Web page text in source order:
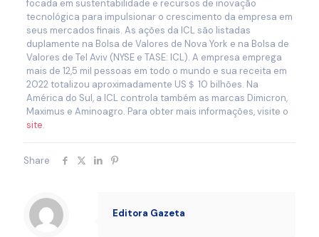
focada em sustentabilidade e recursos de inovação
tecnológica para impulsionar o crescimento da empresa em
seus mercados finais. As ações da ICL são listadas
duplamente na Bolsa de Valores de Nova York e na Bolsa de
Valores de Tel Aviv (NYSE e TASE: ICL). A empresa emprega
mais de 12,5 mil pessoas em todo o mundo e sua receita em
2022 totalizou aproximadamente US＄ 10 bilhões. Na
América do Sul, a ICL controla também as marcas Dimicron,
Maximus e Aminoagro. Para obter mais informações, visite o
site.
Share
Editora Gazeta